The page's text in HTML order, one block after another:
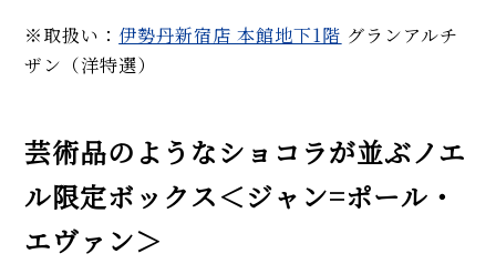
※取扱い： 伊勢丹新宿店 本館地下1階 グランアルチ
ザン（洋特選）
芸術品のようなショコラが並ぶノエ
ル限定ボックス＜ジャン=ポール・
エヴァン＞